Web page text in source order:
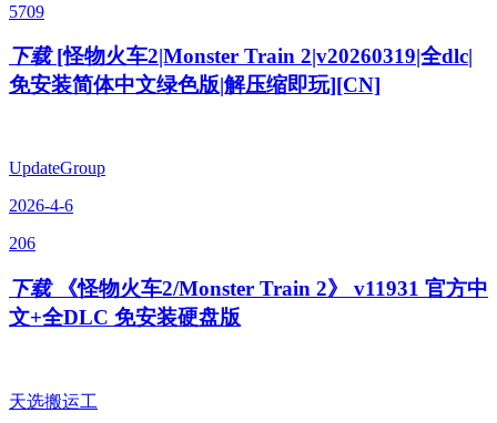
5709
下载 [怪物火车2|Monster Train 2|v20260319|全dlc|
免安装简体中文绿色版|解压缩即玩][CN]
UpdateGroup
2026-4-6
206
下载
《怪物火车2/Monster Train 2》 v11931 官方中
文+全DLC 免安装硬盘版
天选搬运工